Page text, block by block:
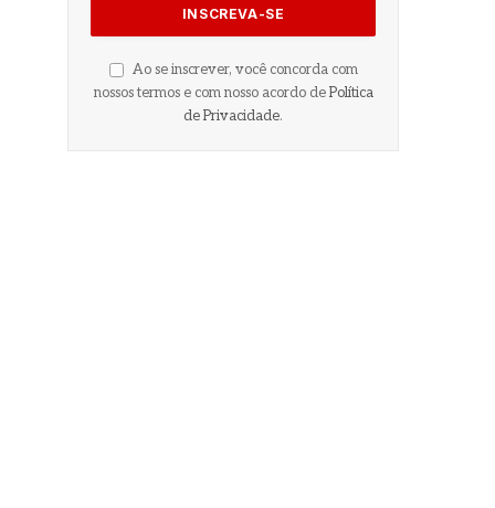
Ao se inscrever, você concorda com
nossos termos e com nosso acordo de Política
de Privacidade.